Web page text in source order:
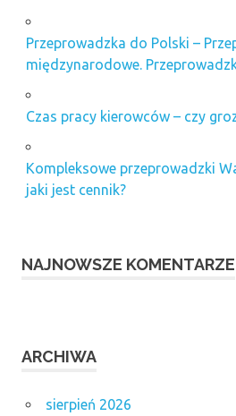
Przeprowadzka do Polski –
międzynarodowe.
Czas pracy kierowców – czy
Kompleksowe przeprowadzki
jaki jest cennik?
NAJNOWSZE KOMENTARZE
ARCHIWA
sierpień 2026